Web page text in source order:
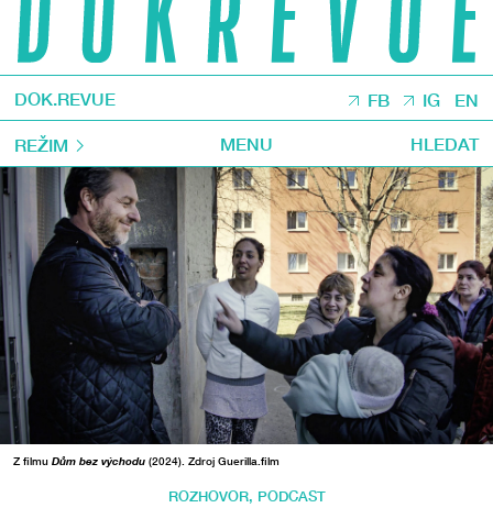
DOK.REVUE FB IG EN
REŽIM MENU HLEDAT
Z filmu Dům bez východu (2024). Zdroj Guerilla.film
ROZHOVOR, PODCAST